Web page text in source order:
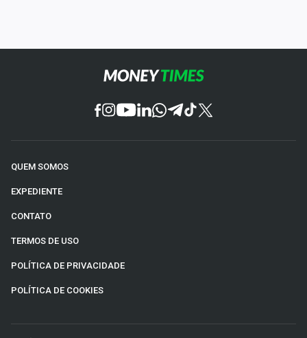
QUEM SOMOS
EXPEDIENTE
CONTATO
TERMOS DE USO
POLÍTICA DE PRIVACIDADE
POLÍTICA DE COOKIES